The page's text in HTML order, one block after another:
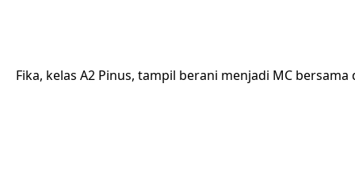
Fika, kelas A2 Pinus, tampil berani menjadi MC